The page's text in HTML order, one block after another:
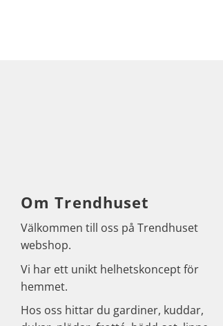
Om Trendhuset
Välkommen till oss på Trendhuset
webshop.
Vi har ett unikt helhetskoncept för
hemmet.
Hos oss hittar du gardiner, kuddar,